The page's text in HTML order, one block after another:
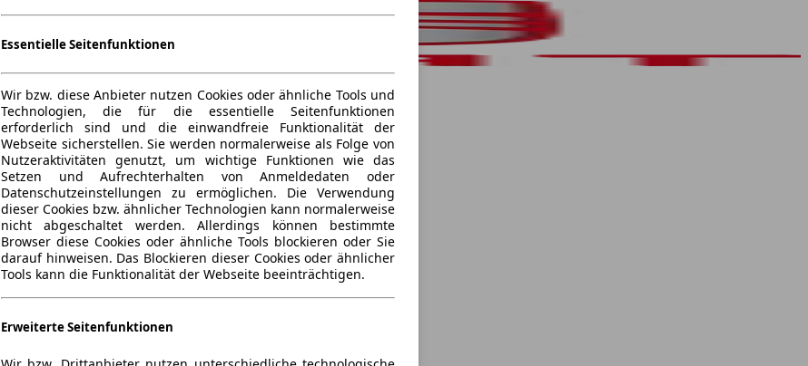
Essentielle Seitenfunktionen
Wir bzw. diese Anbieter nutzen Cookies oder ähnliche Tools und
Technologien, die für die essentielle Seitenfunktionen
erforderlich sind und die einwandfreie Funktionalität der
Webseite sicherstellen. Sie werden normalerweise als Folge von
Nutzeraktivitäten genutzt, um wichtige Funktionen wie das
Setzen und Aufrechterhalten von Anmeldedaten oder
Datenschutzeinstellungen zu ermöglichen. Die Verwendung
dieser Cookies bzw. ähnlicher Technologien kann normalerweise
nicht abgeschaltet werden. Allerdings können bestimmte
Browser diese Cookies oder ähnliche Tools blockieren oder Sie
darauf hinweisen. Das Blockieren dieser Cookies oder ähnlicher
Tools kann die Funktionalität der Webseite beeinträchtigen.
Erweiterte Seitenfunktionen